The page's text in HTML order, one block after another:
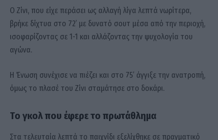
Ο Ζίνι, που είχε περάσει ως αλλαγή λίγα λεπτά νωρίτερα,
βρήκε δίχτυα στο 72’ με δυνατό σουτ μέσα από την περιοχή,
ισοφαρίζοντας σε 1-1 και αλλάζοντας την ψυχολογία του
αγώνα.
Η Ένωση συνέχισε να πιέζει και στο 75’ άγγιξε την ανατροπή,
όμως το πλασέ του Ζίνι σταμάτησε στο δοκάρι.
Το γκολ που έφερε το πρωτάθλημα
Στα τελευταία λεπτά το παιχνίδι εξελίχθηκε σε πραγματικό